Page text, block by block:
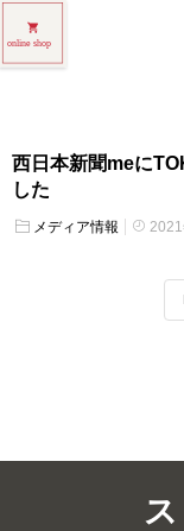
西日本新聞meに
した
メディア情報 2021